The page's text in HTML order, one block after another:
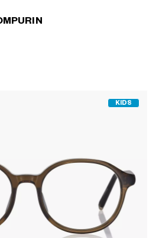
KIDS